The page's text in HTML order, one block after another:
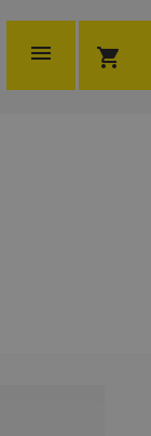
 shopping_cart